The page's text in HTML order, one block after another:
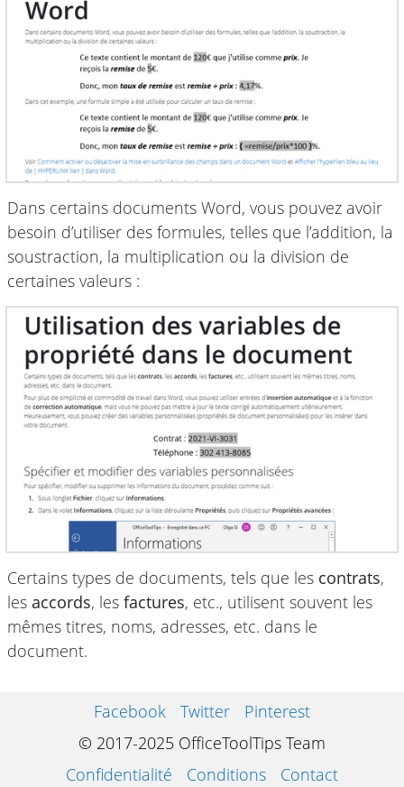
Dans certains documents Word, vous pouvez avoir
besoin d’utiliser des formules, telles que l’addition, la
soustraction, la multiplication ou la division de
certaines valeurs :
Certains types de documents, tels que les contrats,
les accords, les factures, etc., utilisent souvent les
mêmes titres, noms, adresses, etc. dans le
document.
Facebook Twitter
Pinterest
© 2017-2025 OfficeToolTips Team
Confidentialité
Conditions Contact